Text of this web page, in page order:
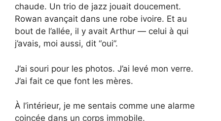
chaude. Un trio de jazz jouait doucement.
Rowan avançait dans une robe ivoire. Et au
bout de l’allée, il y avait Arthur — celui à qui
j’avais, moi aussi, dit “oui”.
J’ai souri pour les photos. J’ai levé mon verre.
J’ai fait ce que font les mères.
À l’intérieur, je me sentais comme une alarme
coincée dans un corps immobile.